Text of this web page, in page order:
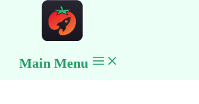
Main Menu